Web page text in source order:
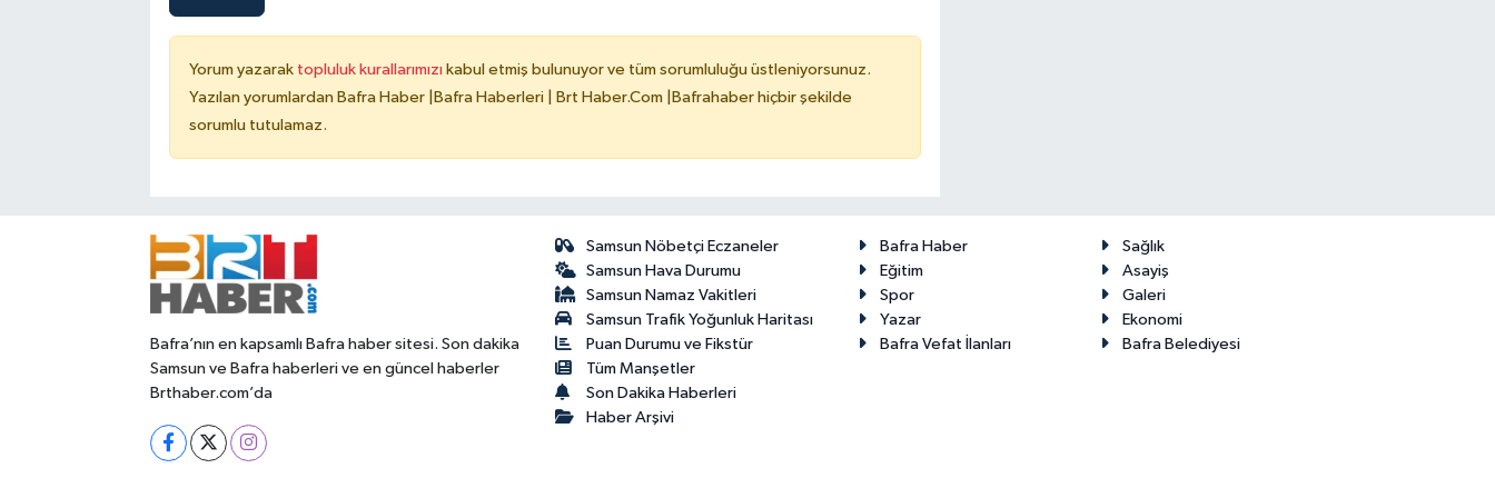
Yorum yazarak topluluk kurallarımızı kabul etmiş bulunuyor ve tüm sorumluluğu üstleniyorsunuz.
Yazılan yorumlardan Bafra Haber |Bafra Haberleri | Brt Haber.Com |Bafrahaber hiçbir şekilde
sorumlu tutulamaz.
Bafra’nın en kapsamlı Bafra haber sitesi. Son dakika
Samsun ve Bafra haberleri ve en güncel haberler
Brthaber.com’da
Samsun Nöbetçi Eczaneler
Samsun Hava Durumu
Samsun Namaz Vakitleri
Samsun Trafik Yoğunluk Haritası
Puan Durumu ve Fikstür
Tüm Manşetler
Son Dakika Haberleri
Haber Arşivi
Bafra Haber
Sağlık
Eğitim
Asayiş
Spor
Galeri
Yazar
Ekonomi
Bafra Vefat İlanları
Bafra Belediyesi